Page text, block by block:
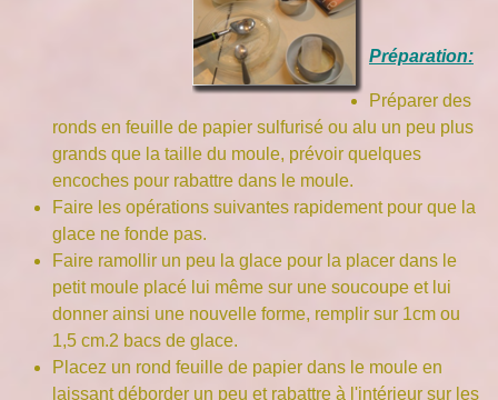
Préparation:
Préparer des
ronds en feuille de papier sulfurisé ou alu un peu plus
grands que la taille du moule, prévoir quelques
encoches pour rabattre dans le moule.
Faire les opérations suivantes rapidement pour que la
glace ne fonde pas.
Faire ramollir un peu la glace pour la placer dans le
petit moule placé lui même sur une soucoupe et lui
donner ainsi une nouvelle forme, remplir sur 1cm ou
1,5 cm.2 bacs de glace.
Placez un rond feuille de papier dans le moule en
laissant déborder un peu et rabattre à l'intérieur sur les